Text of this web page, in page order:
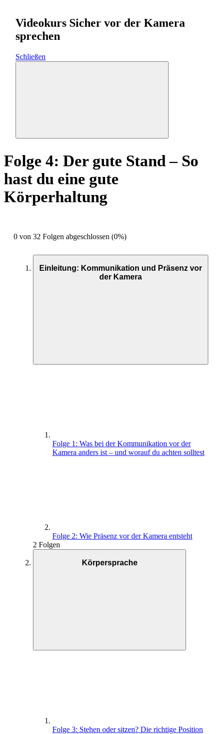
Videokurs Sicher vor der Kamera
sprechen
Schließen
Folge 4: Der gute Stand – So
hast du eine gute
Körperhaltung
0 von 32 Folgen abgeschlossen (0%)
Einleitung: Kommunikation und Präsenz vor
der Kamera
Folge 1: Was bei der Kommunikation vor der
Kamera anders ist – und worauf du achten solltest
Folge 2: Wie Präsenz vor der Kamera entsteht
2 Folgen
Körpersprache
Folge 3: Stehen oder sitzen? Die richtige Position